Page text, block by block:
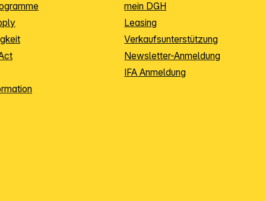
mein DGH
Leasing
Verkaufsunterstützung
Newsletter-Anmeldung
IFA Anmeldung